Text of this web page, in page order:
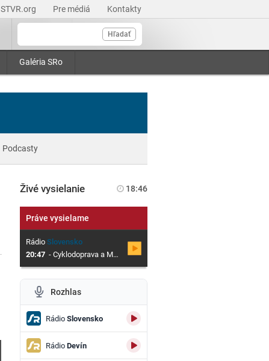
STVR.org Pre médiá Kontakty
Hľadať
Galéria SRo
Podcasty
Živé vysielanie 18:46
Práve vysielame
RádioSlovensko
20:47 - Cyklodoprava a MHD v Dolnom Kubíne
Rozhlas
RádioSlovensko
RádioDevín